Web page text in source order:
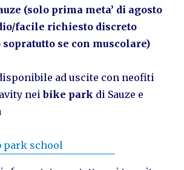
(solo prima meta’ di agosto
facile richiesto discreto
se con muscolare)
ad uscite con neofiti
neibike park di Sauze e